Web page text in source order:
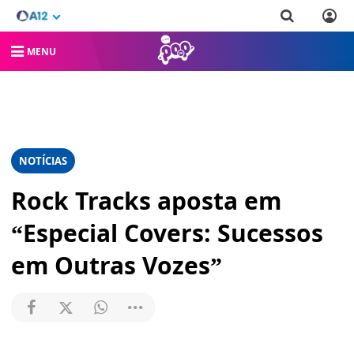
MENU
NOTÍCIAS
Rock Tracks aposta em
“Especial Covers: Sucessos
em Outras Vozes”